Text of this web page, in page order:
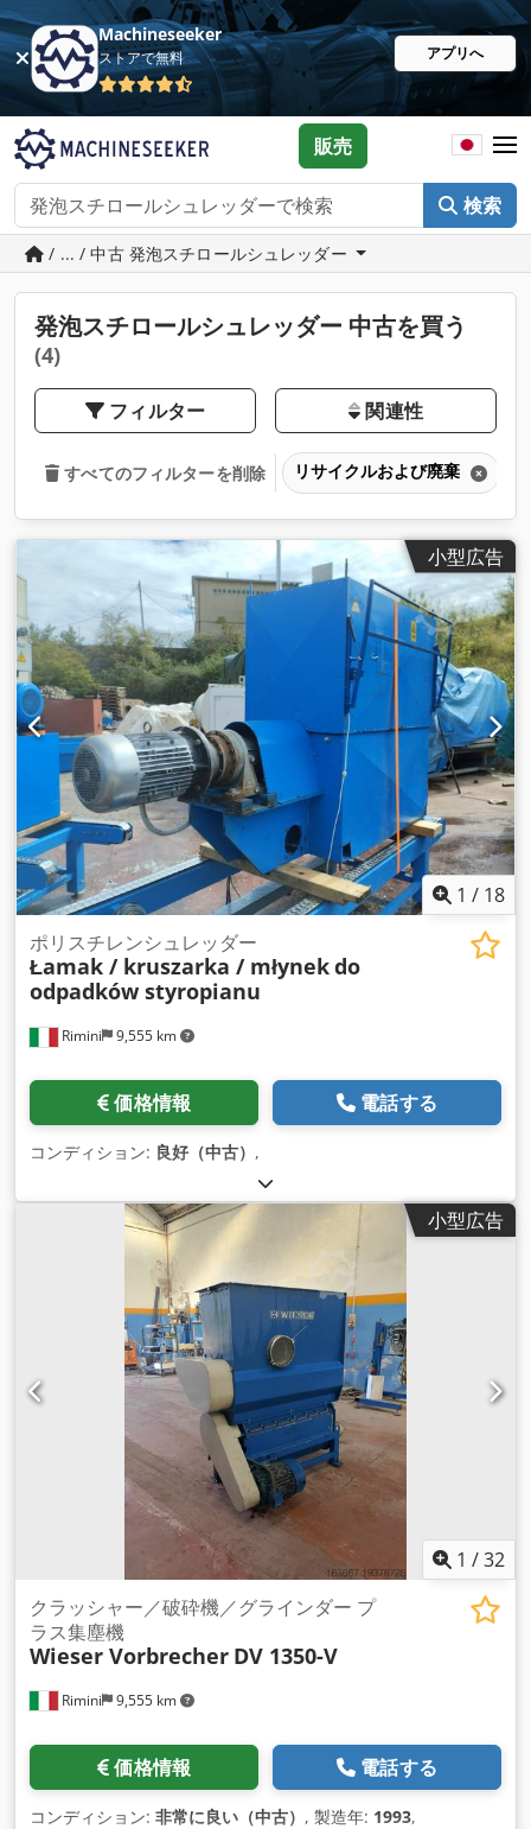
Machineseeker
ストアで無料 アプリへ
検索
販売
/ ... / 中古 発泡スチロールシュレッダー
発泡スチロールシュレッダー 中古を買う
(4)
フィルター 関連性
すべてのフィルターを削除 リサイクルおよび廃棄
小型広告
1 / 18
Rimini 9,555 km
ポリスチレンシュレッダー
Łamak / kruszarka / młynekdo
odpadków styropianu
価格情報 電話する
コンディション: 良好（中古） ,
小型広告
1 /32
Rimini 9,555 km
クラッシャー／破砕機／グラインダー プ
ラス集塵機
Wieser Vorbrecher DV 1350-V
価格情報 電話する
コンディション: 非常に良い（中古） , 製造年: 1993,